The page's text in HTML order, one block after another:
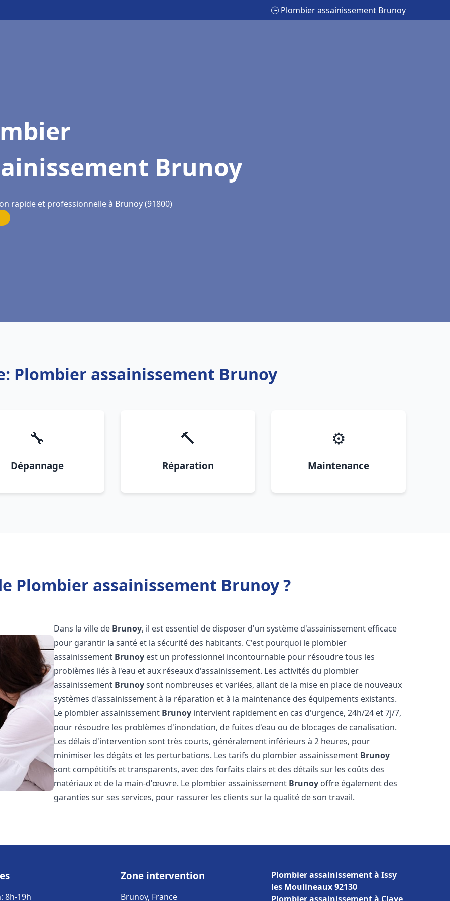
🕒 Plombier assainissement Brunoy
Brunoy
rapide et professionnelle à Brunoy (91800)
Plombier assainissement Brunoy
🔧
Dépannage
🔨
Réparation
⚙️
Maintenance
Plombier assainissement Brunoy ?
Dans la ville de Brunoy, il est essentiel de disposer d'un système d'assainissement efficace
pour garantir la santé et la sécurité des habitants. C'est pourquoi le plombier
assainissement Brunoy est un professionnel incontournable pour résoudre tous les
problèmes liés à l'eau et aux réseaux d'assainissement. Les activités du plombier
assainissement Brunoysont nombreuses et variées, allant de la mise en place de nouveaux
systèmes d'assainissement à la réparation et à la maintenance des équipements existants.
Le plombier assainissement Brunoy intervient rapidement en cas d'urgence, 24h/24 et 7j/7,
pour résoudre les problèmes d'inondation, de fuites d'eau ou de blocages de canalisation.
Les délais d'intervention sont très courts, généralement inférieurs à 2 heures, pour
minimiser les dégâts et les perturbations. Les tarifs du plombier assainissement Brunoy
sont compétitifs et transparents, avec des forfaits clairs et des détails sur les coûts des
matériaux et de la main-d'œuvre. Le plombier assainissement Brunoy offre également des
garanties sur ses services, pour rassurer les clients sur la qualité de son travail.
8h-19h
Zone intervention
Brunoy, France
Plombier assainissement à Issy
les Moulineaux 92130